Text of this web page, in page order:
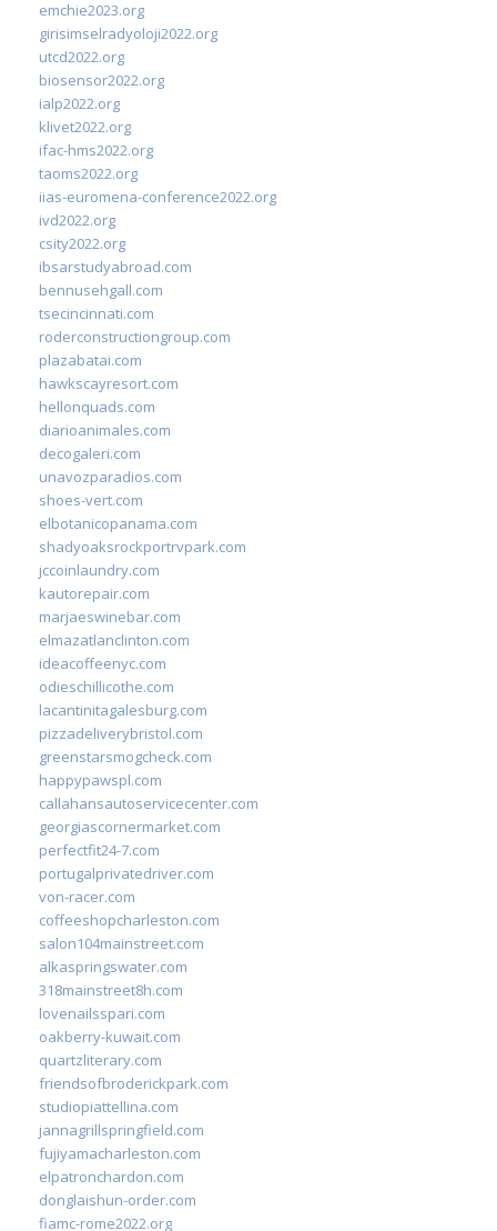
emchie2023.org
girisimselradyoloji2022.org
utcd2022.org
biosensor2022.org
ialp2022.org
klivet2022.org
ifac-hms2022.org
taoms2022.org
iias-euromena-conference2022.org
ivd2022.org
csity2022.org
ibsarstudyabroad.com
bennusehgall.com
tsecincinnati.com
roderconstructiongroup.com
plazabatai.com
hawkscayresort.com
hellonquads.com
diarioanimales.com
decogaleri.com
unavozparadios.com
shoes-vert.com
elbotanicopanama.com
shadyoaksrockportrvpark.com
jccoinlaundry.com
kautorepair.com
marjaeswinebar.com
elmazatlanclinton.com
ideacoffeenyc.com
odieschillicothe.com
lacantinitagalesburg.com
pizzadeliverybristol.com
greenstarsmogcheck.com
happypawspl.com
callahansautoservicecenter.com
georgiascornermarket.com
perfectfit24-7.com
portugalprivatedriver.com
von-racer.com
coffeeshopcharleston.com
salon104mainstreet.com
alkaspringswater.com
318mainstreet8h.com
lovenailsspari.com
oakberry-kuwait.com
quartzliterary.com
friendsofbroderickpark.com
studiopiattellina.com
jannagrillspringfield.com
fujiyamacharleston.com
elpatronchardon.com
donglaishun-order.com
fiamc-rome2022.org